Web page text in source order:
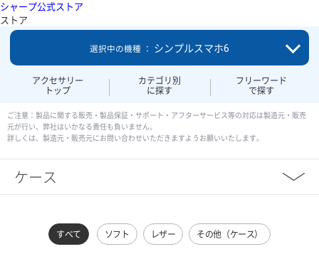
シャープ公式ストア
ストア
アクセサリー
トップ
カテゴリ別
に探す
フリーワード
で探す
選択中の機種 ： シンプルスマホ6
ご注意：製品に関する販売・製品保証・サポート・アフターサービス等の対応は製造元・販売
元が行い、弊社はいかなる責任も負いません。
詳しくは、製造元・販売元にお問い合わせいただきますようお願いいたします。
ケース
すべて ソフト レザー その他（ケース）